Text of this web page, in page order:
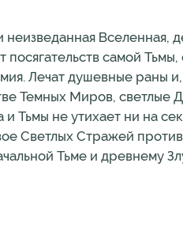
Вселенная,
самой Тьмы,
Лечат душевные раны
Темных Миров, светлые
Тьмы не утихает ни на
Cветлых Стражей
Тьме и древнему